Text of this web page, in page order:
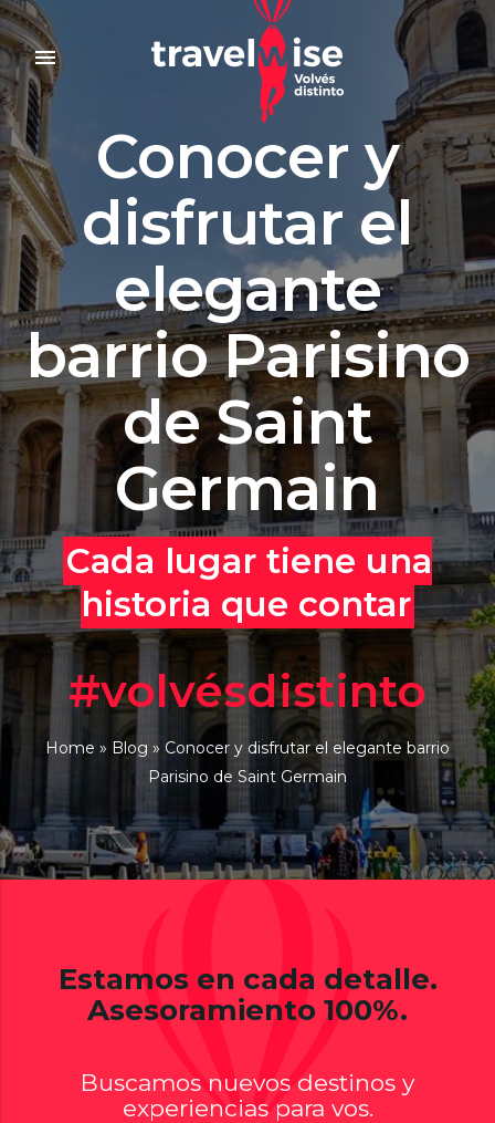
menu
Conocer y
disfrutar el
elegante
barrio Parisino
de Saint
Germain
Cada lugar tiene una
historia que contar
#volvésdistinto
Home » Blog » Conocer y disfrutar el elegante barrio
Parisino de Saint Germain
Estamos en cada detalle.
Asesoramiento 100%.
Buscamos nuevos destinos y
experiencias para vos.